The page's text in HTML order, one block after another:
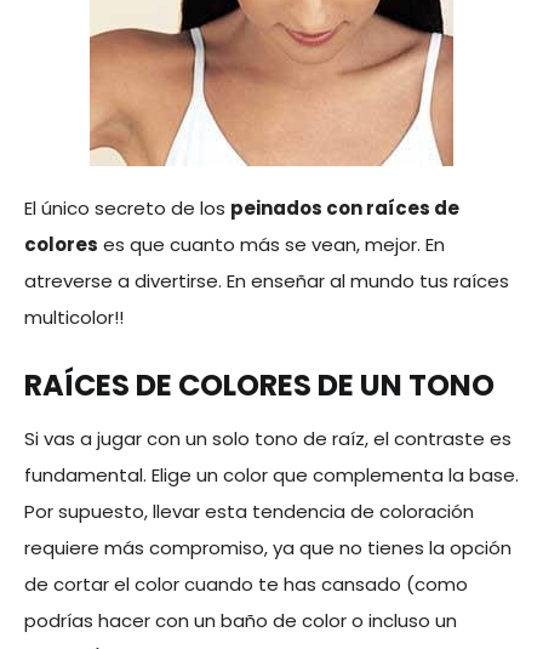
El único secreto de los peinados con raíces de
colores es que cuanto más se vean, mejor. En
atreverse a divertirse. En enseñar al mundo tus raíces
multicolor!!
RAÍCES DE COLORES DE UN TONO
Si vas a jugar con un solo tono de raíz, el contraste es
fundamental. Elige un color que complementa la base.
Por supuesto, llevar esta tendencia de coloración
requiere más compromiso, ya que no tienes la opción
de cortar el color cuando te has cansado (como
podrías hacer con un baño de color o incluso un